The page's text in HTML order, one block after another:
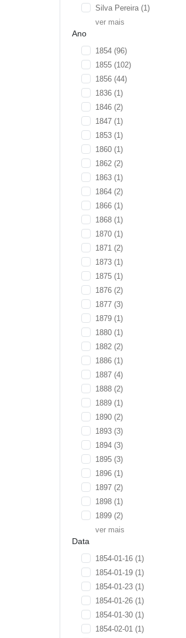
Silva Pereira (1)
ver mais
Ano
1854 (96)
1855 (102)
1856 (44)
1836 (1)
1846 (2)
1847 (1)
1853 (1)
1860 (1)
1862 (2)
1863 (1)
1864 (2)
1866 (1)
1868 (1)
1870 (1)
1871 (2)
1873 (1)
1875 (1)
1876 (2)
1877 (3)
1879 (1)
1880 (1)
1882 (2)
1886 (1)
1887 (4)
1888 (2)
1889 (1)
1890 (2)
1893 (3)
1894 (3)
1895 (3)
1896 (1)
1897 (2)
1898 (1)
1899 (2)
ver mais
Data
1854-01-16 (1)
1854-01-19 (1)
1854-01-23 (1)
1854-01-26 (1)
1854-01-30 (1)
1854-02-01 (1)